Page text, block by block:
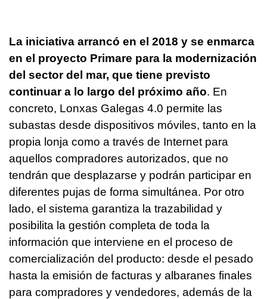
La iniciativa arrancó en el 2018 y se enmarca
en el proyecto Primare para la modernización
del sector del mar, que tiene previsto
continuar a lo largo del próximo año. En
concreto, Lonxas Galegas 4.0 permite las
subastas desde dispositivos móviles, tanto en la
propia lonja como a través de Internet para
aquellos compradores autorizados, que no
tendrán que desplazarse y podrán participar en
diferentes pujas de forma simultánea. Por otro
lado, el sistema garantiza la trazabilidad y
posibilita la gestión completa de toda la
información que interviene en el proceso de
comercialización del producto: desde el pesado
hasta la emisión de facturas y albaranes finales
para compradores y vendedores, además de la